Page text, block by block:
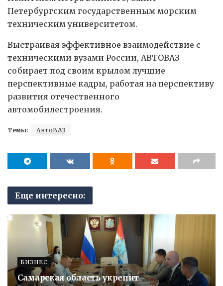
Петербургским государственным морским
техническим университетом.
Выстраивая эффективное взаимодействие с
техническими вузами России, АВТОВАЗ
собирает под своим крылом лучшие
перспективные кадры, работая на перспективу
развития отечественного
автомобилестроения.
Темы: АвтоВАЗ
Еще интересно:
БИЗНЕС
Самарская область укрепит